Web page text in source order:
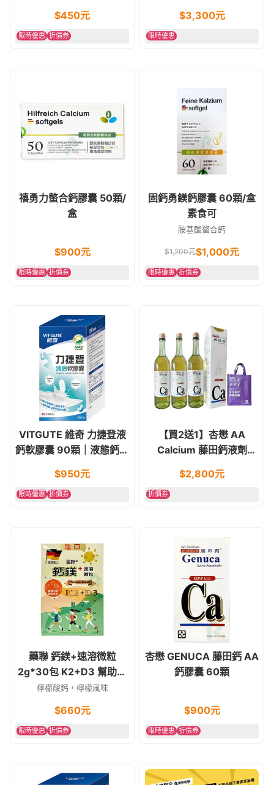
$450元
限時優惠 折價券
$3,300元
限時優惠
禧勇力螫合鈣膠囊 50顆/
盒
$900元
限時優惠 折價券
固鈣勇鎂鈣膠囊 60顆/盒
素食可
胺基酸螯合鈣
$1,200元$1,000元
限時優惠 折價券
VITGUTE 維奇 力捷登液
鈣軟膠囊 90顆｜液態鈣好
$950元
限時優惠 折價券
【買2送1】杏懋 AA
Calcium 藤田鈣液劑
$2,800元
折價券
藥聯 鈣鎂+速溶微粒
2g*30包 K2+D3 幫助入
睡/增進鈣吸收
檸檬酸鈣，檸檬風味
$660元
限時優惠 折價券
杏懋 GENUCA 藤田鈣 AA
鈣膠囊 60顆
$900元
限時優惠 折價券